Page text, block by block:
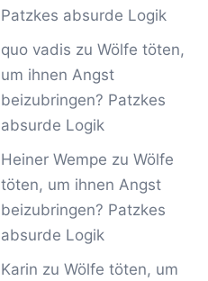
Patzkes absurde Logik
quo vadis zu Wölfe töten,
um ihnen Angst
beizubringen? Patzkes
absurde Logik
Heiner Wempe zu Wölfe
töten, um ihnen Angst
beizubringen? Patzkes
absurde Logik
Karin zu Wölfe töten, um